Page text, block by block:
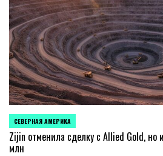
ОПУБЛИКОВАНО
В
СЕВЕРНАЯ АМЕРИКА
Zijin отменила сделку с Allied Gold, но
млн